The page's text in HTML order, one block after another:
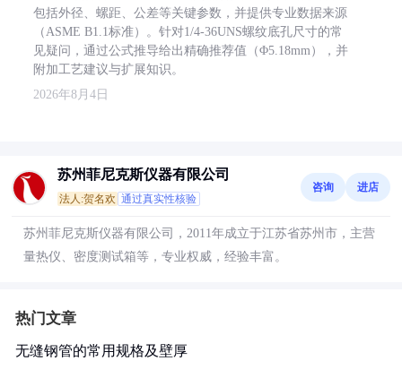
包括外径、螺距、公差等关键参数，并提供专业数据来源
（ASME B1.1标准）。针对1/4-36UNS螺纹底孔尺寸的常
见疑问，通过公式推导给出精确推荐值（Φ5.18mm），并
附加工艺建议与扩展知识。
2026年8月4日
苏州菲尼克斯仪器有限公司
法人:贺名欢 通过真实性核验
咨询 进店
苏州菲尼克斯仪器有限公司，2011年成立于江苏省苏州市，主营
量热仪、密度测试箱等，专业权威，经验丰富。
热门文章
无缝钢管的常用规格及壁厚